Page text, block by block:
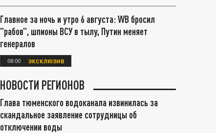
Главное за ночь и утро 6 августа: WB бросил
"рабов", шпионы ВСУ в тылу, Путин меняет
генералов
08:00 ЭКСКЛЮЗИВ
НОВОСТИ РЕГИОНОВ
Глава тюменского водоканала извинилась за
скандальное заявление сотрудницы об
отключении воды